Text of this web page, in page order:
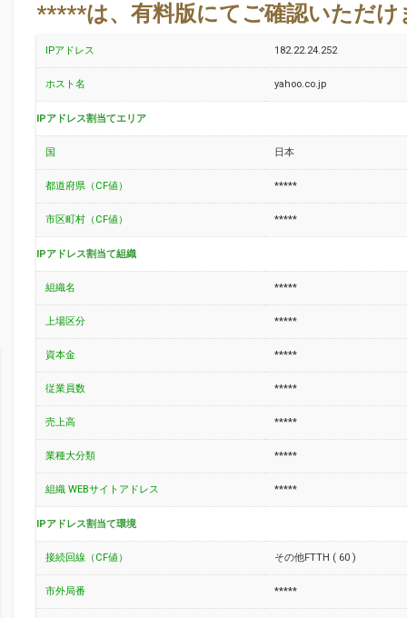
*****は、有料版にてご確認いただ
IPアドレス 182.22.24.252
ホスト名 yahoo.co.jp
IPアドレス割当てエリア
国 日本
都道府県（CF値） *****
市区町村（CF値） *****
IPアドレス割当て組織
組織名 *****
上場区分 *****
資本金 *****
従業員数 *****
売上高 *****
業種大分類 *****
組織 WEBサイトアドレス *****
IPアドレス割当て環境
接続回線（CF値） その他FTTH ( 60 )
市外局番 *****